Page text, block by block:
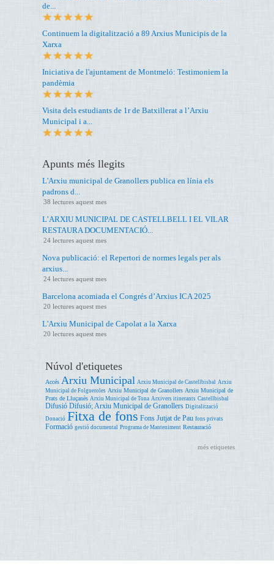
de...
Continuem la digitalització a 89 Arxius Municipis de la
Xarxa
Iniciativa de l'ajuntament de Montmeló: Testimoniem la
pandèmia
Visita dels estudiants de 1r de Batxillerat a l’Arxiu
Municipal i a...
Apunts més llegits
L'Arxiu municipal de Granollers publica en línia els
padrons d...
38 lectures aquest mes
L’ARXIU MUNICIPAL DE CASTELLBELL I EL VILAR
RESTAURA DOCUMENTACIÓ...
24 lectures aquest mes
Nova publicació: el Repertori de normes legals per als
arxius...
24 lectures aquest mes
Barcelona acomiada el Congrés d’Arxius ICA 2025
20 lectures aquest mes
L'Arxiu Municipal de Capolat a la Xarxa
20 lectures aquest mes
Núvol d'etiquetes
Accés Arxiu Municipal Arxiu Municipal de Castellbisbal Arxiu
Municipal de Folgueroles Arxiu Municipal de Granollers Arxiu Municipal de
Prats de Lluçanès Arxiu Municipal de Tona Arxivers itinerants Castellbisbal
Difusió Difusió; Arxiu Municipal de Granollers Digitalització
Donació Fitxa de fons Fons Jutjat de Pau fons privats
Formació gestió documental Programa de Manteniment Restauració
més etiquetes